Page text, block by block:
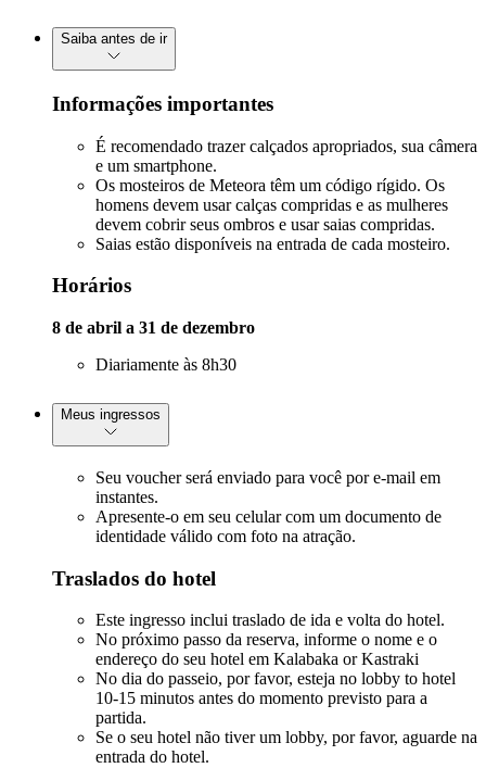
Saiba antes de ir
Informações importantes
É recomendado trazer calçados apropriados, sua câmera
e um smartphone.
Os mosteiros de Meteora têm um código rígido. Os
homens devem usar calças compridas e as mulheres
devem cobrir seus ombros e usar saias compridas.
Saias estão disponíveis na entrada de cada mosteiro.
Horários
8 de abril a 31 de dezembro
Diariamente às 8h30
Meus ingressos
Seu voucher será enviado para você por e-mail em
instantes.
Apresente-o em seu celular com um documento de
identidade válido com foto na atração.
Traslados do hotel
Este ingresso inclui traslado de ida e volta do hotel.
No próximo passo da reserva, informe o nome e o
endereço do seu hotel em Kalabaka or Kastraki
No dia do passeio, por favor, esteja no lobby to hotel
10-15 minutos antes do momento previsto para a
partida.
Se o seu hotel não tiver um lobby, por favor, aguarde na
entrada do hotel.